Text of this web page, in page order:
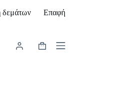
Επαφή
Καλάθι